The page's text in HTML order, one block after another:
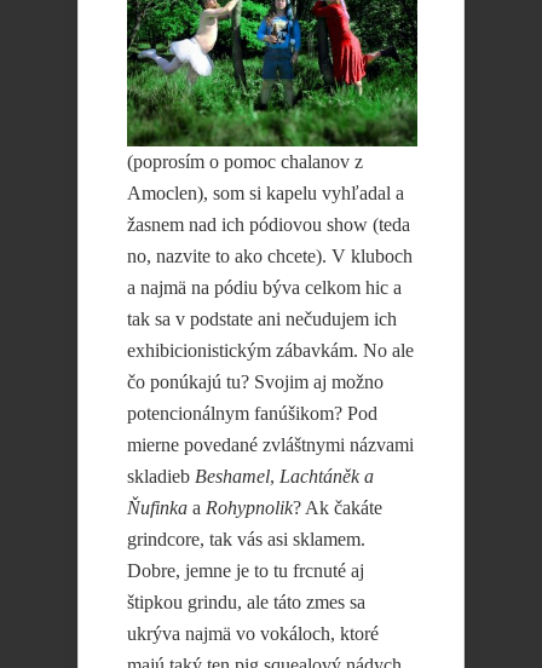
(poprosím o pomoc chalanov z
Amoclen), som si kapelu vyhľadal a
žasnem nad ich pódiovou show (teda
no, nazvite to ako chcete). V kluboch
a najmä na pódiu býva celkom hic a
tak sa v podstate ani nečudujem ich
exhibicionistickým zábavkám. No ale
čo ponúkajú tu? Svojim aj možno
potencionálnym fanúšikom? Pod
mierne povedané zvláštnymi názvami
skladieb Beshamel, Lachtáněk a
Ňufinka a Rohypnolik? Ak čakáte
grindcore, tak vás asi sklamem.
Dobre, jemne je to tu frcnuté aj
štipkou grindu, ale táto zmes sa
ukrýva najmä vo vokáloch, ktoré